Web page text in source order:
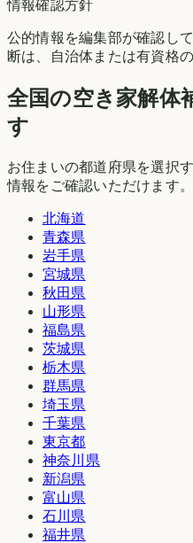
情報確認方針
公的情報を編集部が確認し
断は、自治体または有資格
全国の空き家解体
す
お住まいの都道府県を選択
情報をご確認いただけます。
北海道
青森県
岩手県
宮城県
秋田県
山形県
福島県
茨城県
栃木県
群馬県
埼玉県
千葉県
東京都
神奈川県
新潟県
富山県
石川県
福井県